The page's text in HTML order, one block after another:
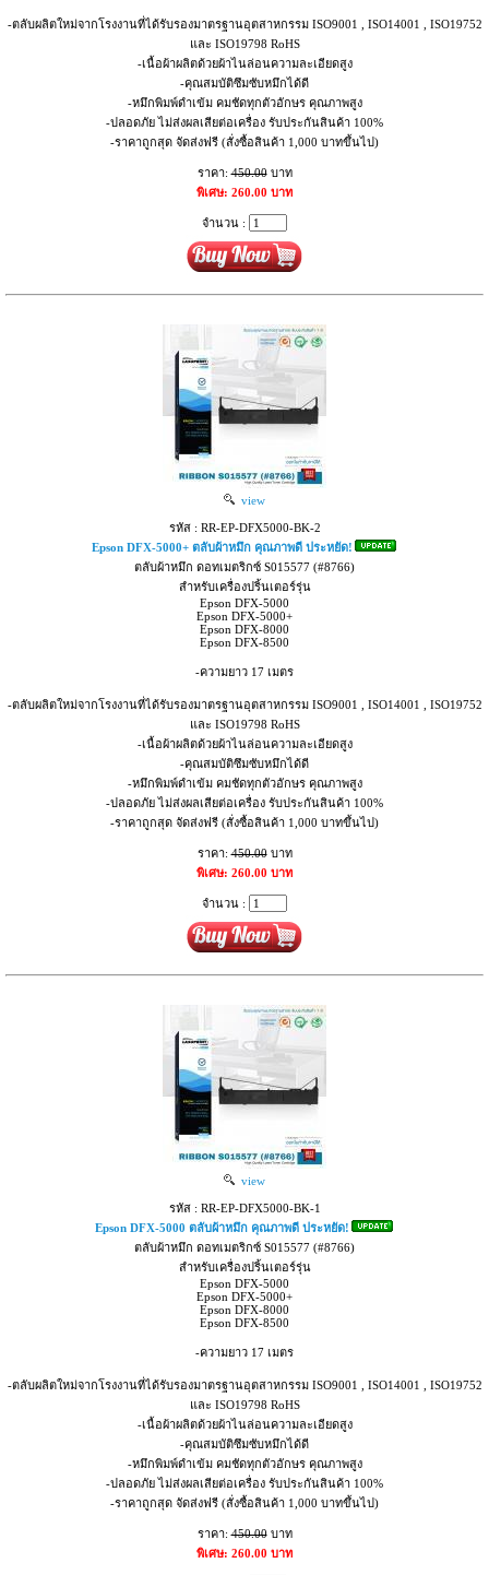
-ตลับผลิตใหม่จากโรงงานที่ได้รับรองมาตรฐานอุตสาหกรรม ISO9001 , ISO14001 , ISO19752
และ ISO19798 RoHS
-เนื้อผ้าผลิตด้วยผ้าไนล่อนความละเอียดสูง
-คุณสมบัติซึมซับหมึกได้ดี
-หมึกพิมพ์ดำเข้ม คมชัดทุกตัวอักษร คุณภาพสูง
-ปลอดภัย ไม่ส่งผลเสียต่อเครื่อง รับประกันสินค้า 100%
-ราคาถูกสุด จัดส่งฟรี (สั่งซื้อสินค้า 1,000 บาทขึ้นไป)
ราคา:450.00บาท
พิเศษ: 260.00 บาท
จำนวน :
view
รหัส : RR-EP-DFX5000-BK-2
Epson DFX-5000+ ตลับผ้าหมึก คุณภาพดี ประหยัด!
ตลับผ้าหมึก ดอทเมตริกซ์ S015577 (#8766)
สำหรับเครื่องปริ้นเตอร์รุ่น
Epson DFX-5000
Epson DFX-5000+
Epson DFX-8000
Epson DFX-8500
-ความยาว 17 เมตร
-ตลับผลิตใหม่จากโรงงานที่ได้รับรองมาตรฐานอุตสาหกรรม ISO9001 , ISO14001 , ISO19752
และ ISO19798 RoHS
-เนื้อผ้าผลิตด้วยผ้าไนล่อนความละเอียดสูง
-คุณสมบัติซึมซับหมึกได้ดี
-หมึกพิมพ์ดำเข้ม คมชัดทุกตัวอักษร คุณภาพสูง
-ปลอดภัย ไม่ส่งผลเสียต่อเครื่อง รับประกันสินค้า 100%
-ราคาถูกสุด จัดส่งฟรี (สั่งซื้อสินค้า 1,000 บาทขึ้นไป)
ราคา:450.00บาท
พิเศษ: 260.00 บาท
จำนวน :
view
รหัส : RR-EP-DFX5000-BK-1
Epson DFX-5000 ตลับผ้าหมึก คุณภาพดี ประหยัด!
ตลับผ้าหมึก ดอทเมตริกซ์ S015577 (#8766)
สำหรับเครื่องปริ้นเตอร์รุ่น
Epson DFX-5000
Epson DFX-5000+
Epson DFX-8000
Epson DFX-8500
-ความยาว 17 เมตร
-ตลับผลิตใหม่จากโรงงานที่ได้รับรองมาตรฐานอุตสาหกรรม ISO9001 , ISO14001 , ISO19752
และ ISO19798 RoHS
-เนื้อผ้าผลิตด้วยผ้าไนล่อนความละเอียดสูง
-คุณสมบัติซึมซับหมึกได้ดี
-หมึกพิมพ์ดำเข้ม คมชัดทุกตัวอักษร คุณภาพสูง
-ปลอดภัย ไม่ส่งผลเสียต่อเครื่อง รับประกันสินค้า 100%
-ราคาถูกสุด จัดส่งฟรี (สั่งซื้อสินค้า 1,000 บาทขึ้นไป)
ราคา:450.00บาท
พิเศษ: 260.00 บาท